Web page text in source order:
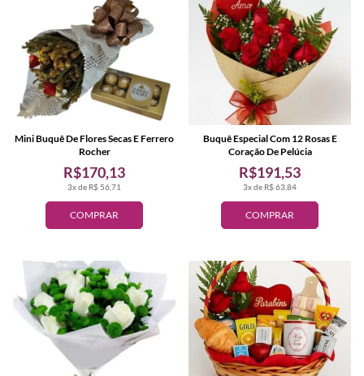
COMPRAR
3x de R$ 56,71
R$170,13
Mini Buquê De Flores Secas E Ferrero
Rocher
COMPRAR
3x de R$ 63,84
R$191,53
Buquê Especial Com 12 Rosas E
Coração De Pelúcia